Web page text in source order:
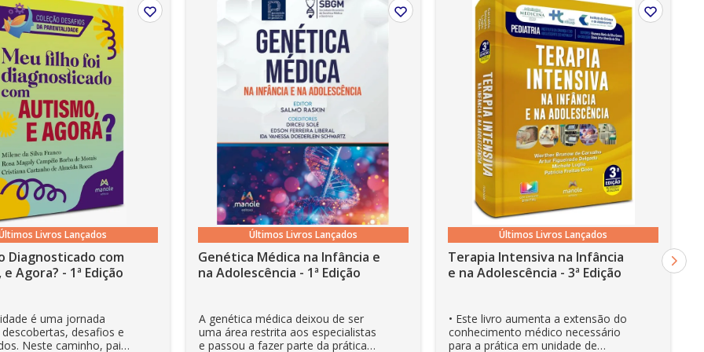
compatíveis com os aplicativos e dispositivos Kindle, Nook, Kobo e Lev;
Livros Lançados
Diagnosticado com
Agora? - 1ª Edição
é uma jornada
desafios e
Neste caminho, pais
Últimos Livros Lançados
Genética Médica na Infância e
na Adolescência - 1ª Edição
A genética médica deixou de ser
uma área restrita aos especialistas
e passou a fazer parte da prática
Últimos Livros Lançados
Terapia Intensiva na Infância
e na Adolescência - 3ª Edição
• Este livro aumenta a extensão do
conhecimento médico necessário
para a prática em unidade de